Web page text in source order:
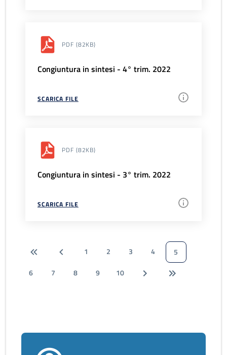
PDF (82KB)
Congiuntura in sintesi - 4° trim. 2022
SCARICA FILE
PDF (82KB)
Congiuntura in sintesi - 3° trim. 2022
SCARICA FILE
1 2 3 4
5
6
7 8 9 10